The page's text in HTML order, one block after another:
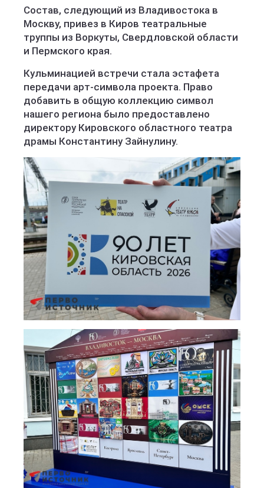
Состав, следующий из Владивостока в
Москву, привез в Киров театральные
труппы из Воркуты, Свердловской области
и Пермского края.
Кульминацией встречи стала эстафета
передачи арт-символа проекта. Право
добавить в общую коллекцию символ
нашего региона было предоставлено
директору Кировского областного театра
драмы Константину Зайнулину.